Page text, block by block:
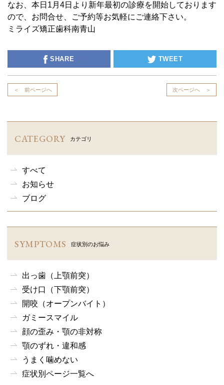
なお、本日1月4日より新年最初の診療を開始しております
ので、お問合せ、ご予約等お気軽にご連絡下さい。
ミライズ矯正歯科南青山
SHARE TWEET
＜ 前ページへ 次ページへ ＞
CATEGORY カテゴリ
すべて
お知らせ
ブログ
SYMPTOMS 症状別のお悩み
出っ歯（上顎前突）
受け口（下顎前突）
開咬（オープンバイト）
ガミースマイル
顔の歪み・顎の非対称
顎のずれ・違和感
うまく噛めない
症状別ページ一覧へ